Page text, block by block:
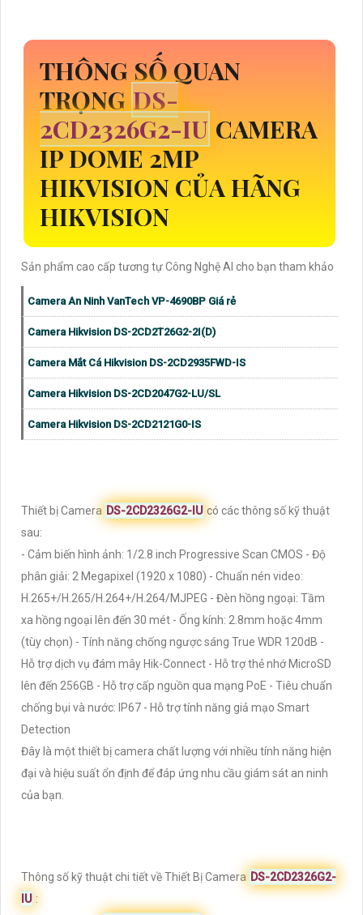
THÔNG SỐ QUAN
TRỌNGDS-
2CD2326G2-IU CAMERA
IP DOME 2MP
HIKVISION CỦA HÃNG
HIKVISION
Sản phẩm cao cấp tương tự Công Nghệ AI cho bạn tham khảo
Camera An Ninh VanTech VP-4690BP Giá rẻ
Camera Hikvision DS-2CD2T26G2-2I(D)
Camera Mắt Cá Hikvision DS-2CD2935FWD-IS
Camera Hikvision DS-2CD2047G2-LU/SL
Camera Hikvision DS-2CD2121G0-IS
Thiết bị Camera DS-2CD2326G2-IU có các thông số kỹ thuật
sau:
- Cảm biến hình ảnh: 1/2.8 inch Progressive Scan CMOS - Độ
phân giải: 2 Megapixel (1920 x 1080) - Chuẩn nén video:
H.265+/H.265/H.264+/H.264/MJPEG - Đèn hồng ngoại: Tầm
xa hồng ngoại lên đến 30 mét - Ống kính: 2.8mm hoặc 4mm
(tùy chọn) - Tính năng chống ngược sáng True WDR 120dB -
Hỗ trợ dịch vụ đám mây Hik-Connect - Hỗ trợ thẻ nhớ MicroSD
lên đến 256GB - Hỗ trợ cấp nguồn qua mạng PoE - Tiêu chuẩn
chống bụi và nước: IP67 - Hỗ trợ tính năng giả mạo Smart
Detection
Đây là một thiết bị camera chất lượng với nhiều tính năng hiện
đại và hiệu suất ổn định để đáp ứng nhu cầu giám sát an ninh
của bạn.
Thông số kỹ thuật chi tiết về Thiết Bị Camera DS-2CD2326G2-
IU :